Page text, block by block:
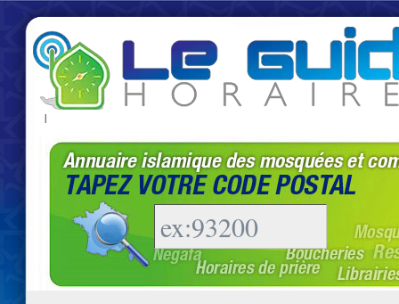
|